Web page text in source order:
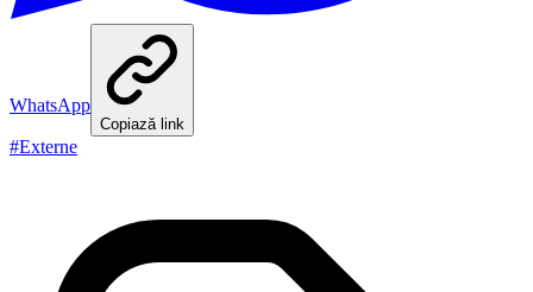
WhatsApp
Copiază link
#Externe